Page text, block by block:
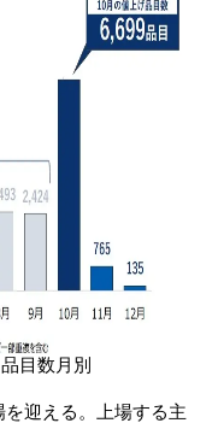
目数月別
を迎える。上場する主